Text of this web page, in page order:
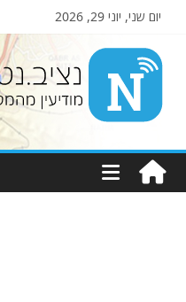
יום שני, יוני 29, 2026
Nziv.net
מודיעין
מהמקורות